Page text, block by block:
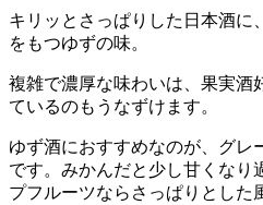
キリッとさっぱりした日本酒に
をもつゆずの味。
複雑で濃厚な味わいは、果実酒
ているのもうなずけます。
ゆず酒におすすめなのが、グレ
です。みかんだと少し甘くなり
プフルーツならさっぱりとした